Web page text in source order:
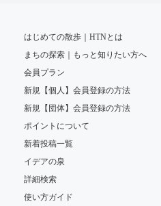
はじめての散歩｜HTNとは
まちの探索｜もっと知りたい方へ
会員プラン
新規【個人】会員登録の方法
新規【団体】会員登録の方法
ポイントについて
新着投稿一覧
イデアの泉
詳細検索
使い方ガイド